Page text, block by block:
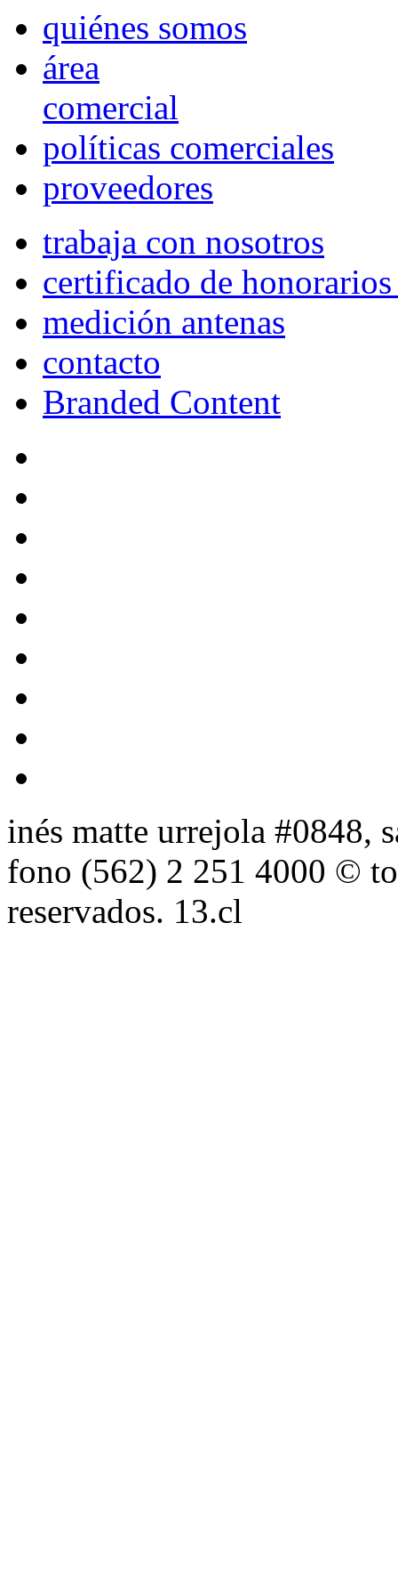
quiénes somos
área
comercial
políticas comerciales
proveedores
trabaja con nosotros
certificado de
medición antenas
contacto
Branded Content
inés matte urrejola #0848,
fono (562) 2 251 4000 ©
reservados. 13.cl